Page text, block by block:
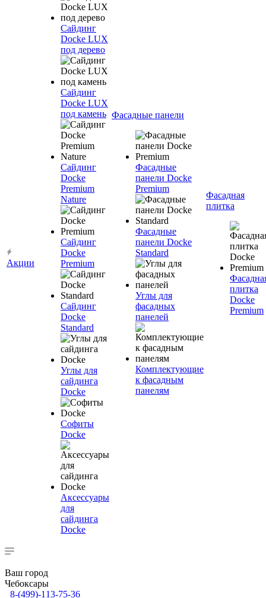
Акции
Сайдинг
Docke LUX
под дерево
Сайдинг
Docke LUX
под камень
Сайдинг
Docke
Premium
Nature
Сайдинг
Docke
Premium
Сайдинг
Docke
Standard
Углы для
сайдинга
Docke
Софиты
Docke
Аксессуары
для
сайдинга
Docke
Фасадные панели
Фасадные
панели Docke
Premium
Фасадные
панели Docke
Standard
Углы для
фасадных
панелей
Комплектующие
к фасадным
панелям
Фасадная
плитка
плитка
Docke
Premium
Ваш город
Чебоксары
8-(499)-113-75-36